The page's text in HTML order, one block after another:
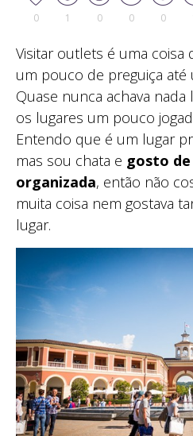
0 1 0 0 0
Visitar outlets é uma coisa
um pouco de preguiça
Quase nunca achava
os lugares um pouco
Entendo que é um lugar
mas sou chata e gosto
organizada, então não
muita coisa nem gostava
lugar.